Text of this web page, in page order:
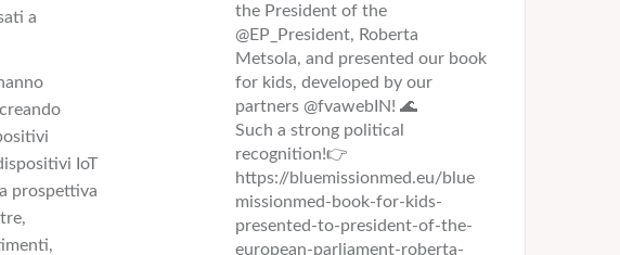
a
IoT
prospettiva
the President of the
@EP_President, Roberta
Metsola, and presented our book
for kids, developed by our
partners @fvawebIN! 🌊
Such a strong political
recognition!👉
https://bluemissionmed.eu/blue
missionmed-book-for-kids-
presented-to-president-of-the-
european-parliament-roberta-